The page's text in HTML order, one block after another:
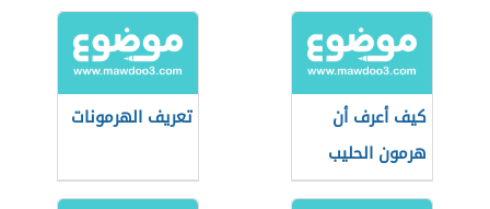
كيف أعرف أن
هرمون الحليب
مرتفع
تعريف الهرمونات